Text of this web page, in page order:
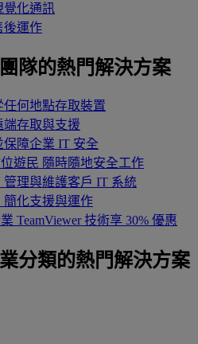
覺化通訊
後運作
隊的熱門解決方案
任何地點存取裝置
端存取與支援
保障企業 IT 安全
遊民 隨時隨地安全工作
管理與維護客戶 IT 系統
簡化支援與運作
TeamViewer 技術享 30% 優惠
分類的熱門解決方案